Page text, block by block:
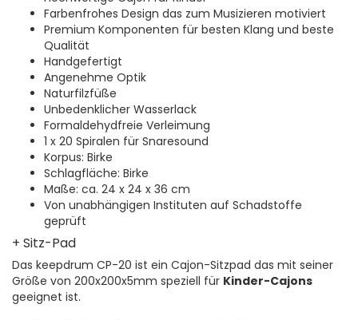
Farbenfrohes Design das zum Musizieren motiviert
Premium Komponenten für besten Klang und beste
Qualität
Handgefertigt
Angenehme Optik
Naturfilzfüße
Unbedenklicher Wasserlack
Formaldehydfreie Verleimung
1 x 20 Spiralen für Snaresound
Korpus: Birke
Schlagfläche: Birke
Maße: ca. 24 x 24 x 36 cm
Von unabhängigen Instituten auf Schadstoffe
geprüft
+ Sitz-Pad
Das keepdrum CP-20 ist ein Cajon-Sitzpad das mit seiner
Größe von 200x200x5mm speziell für Kinder-Cajons
geeignet ist.